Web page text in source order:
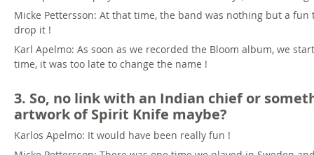
Micke Pettersson: At that time, the band was nothing but a
drop it !
Karl Apelmo: As soon as we recorded the Bloom album, we
time, it was too late to change the name !
3. So, no link with an Indian chief or
artwork of Spirit Knife maybe?
Karlos Apelmo: It would have been really fun !